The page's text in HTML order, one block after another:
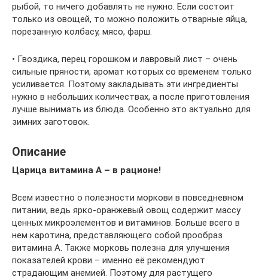
рыбой, то ничего добавлять не нужно. Если состоит
только из овощей, то можно положить отварные яйца,
порезанную колбасу, мясо, фарш.
• Гвоздика, перец горошком и лавровый лист – очень
сильные пряности, аромат которых со временем только
усиливается. Поэтому закладывать эти ингредиенты
нужно в небольших количествах, а после приготовления
лучше вынимать из блюда. Особенно это актуально для
зимних заготовок.
Описание
Царица витамина А – в рационе!
Всем известно о полезности моркови в повседневном
питании, ведь ярко-оранжевый овощ содержит массу
ценных микроэлементов и витаминов. Больше всего в
нем каротина, представляющего собой прообраз
витамина А. Также морковь полезна для улучшения
показателей крови – именно её рекомендуют
страдающим анемией. Поэтому для растущего